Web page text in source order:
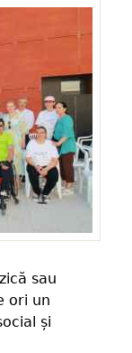
sau
ori un
și